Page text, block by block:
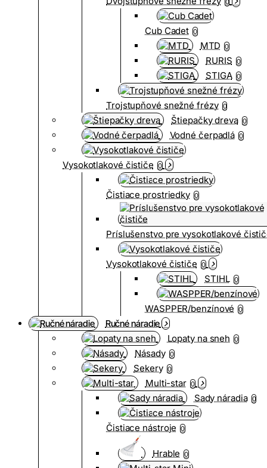
Cub Cadet 0
MTD 0
RURIS 0
STIGA 0
Trojstupňové snežné frézy 0
Štiepačky dreva 0
Vodné čerpadlá 0
Vysokotlakové čističe 0
Čistiace prostriedky 0
Príslušenstvo pre vysokotlakové
Vysokotlakové čističe 0
STIHL 0
WASPPER/benzínové 0
Ručné náradie
Lopaty na sneh 0
Násady 0
Sekery 0
Multi-star 0
Sady náradia 0
Čistiace nástroje 0
Hrable 0